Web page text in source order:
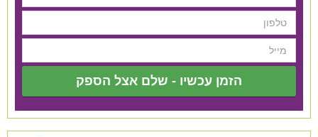
הזמן עכשיו - שלם אצל הספק